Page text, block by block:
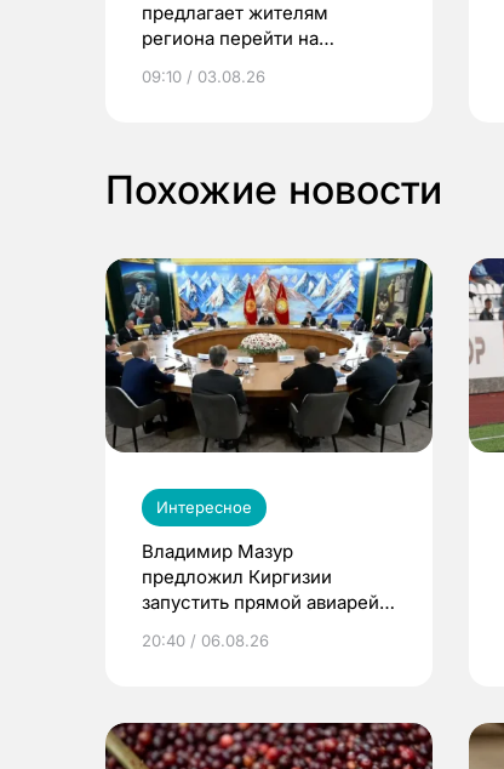
предлагает жителям
региона перейти на
выиграть призы
09:10 / 03.08.26
Похожие новости
Интересное
Владимир Мазур
предложил Киргизии
запустить прямой авиарейс
20:40 / 06.08.26